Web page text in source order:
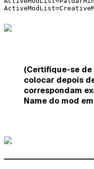
(Certifique-se de
colocar depois
correspondam
Name do mod